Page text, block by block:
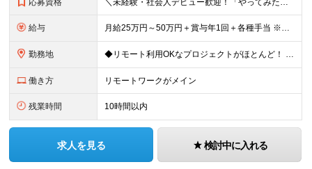
応募資格 ＼未経験・社会人デビュー歓迎！「やってみたい」が志望動機でもOK／ ◆学歴不問 ◎意欲・人柄重視の採用です！ ◎応募にあたって必須の条件はありません！ ┗社会人経験がない ┗ブランクがある という方
給与 月給25万円～50万円＋賞与年1回＋各種手当 ※経験・能力などを考慮の上、決定いたします ※月給には固定残業代（月1万5691円/9時間分）を含みます ┗超過分は別途支給 ┗残業が0時間の場合も全額
勤務地 ◆リモート利用OKなプロジェクトがほとんど！ ◆フルリモート（完全在宅）OKなプロジェクトも！ ◆週休3日の案件もあり！ ☆★全国で採用中★☆ 本社（東京都港区）または 全国47都道府県の プロジェ
働き方 リモートワークがメイン
残業時間 10時間以内
求人を見る 検討中に入れる